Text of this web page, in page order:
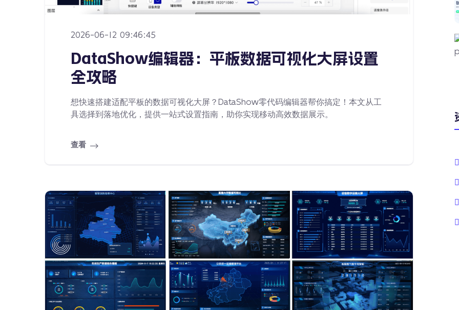
2026-06-12 09:46:45
DataShow编辑器：平板数据可视化大屏设置
全攻略
想快速搭建适配平板的数据可视化大屏？DataShow零代码编辑器帮你搞定！本文从工
具选择到落地优化，提供一站式设置指南，助你实现移动高效数据展示。
查看